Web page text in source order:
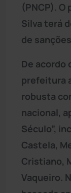
(PNCP). O
Silva terá
de
De acordo
prefeitura
robusta
nacional,
Século”,
Castela,
Cristiano,
Vaqueiro.